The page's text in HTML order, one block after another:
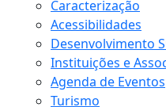
Caracterização
Acessibilidades
Desenvolvimento
Instituições e
Agenda de Eventos
Turismo